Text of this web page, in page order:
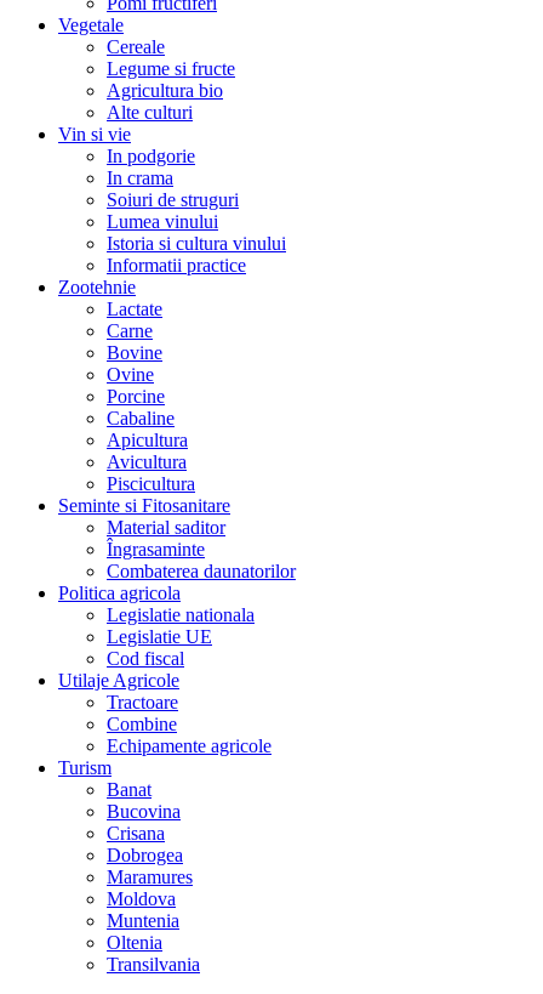
Vegetale
Cereale
Legume si fructe
Agricultura bio
Alte culturi
Vin si vie
In podgorie
In crama
Soiuri de struguri
Lumea vinului
Istoria si cultura vinului
Informatii practice
Zootehnie
Lactate
Carne
Bovine
Ovine
Porcine
Cabaline
Apicultura
Avicultura
Piscicultura
Seminte si Fitosanitare
Material saditor
Îngrasaminte
Combaterea daunatorilor
Politica agricola
Legislatie nationala
Legislatie UE
Cod fiscal
Utilaje Agricole
Tractoare
Combine
Echipamente agricole
Turism
Banat
Bucovina
Crisana
Dobrogea
Maramures
Moldova
Muntenia
Oltenia
Transilvania